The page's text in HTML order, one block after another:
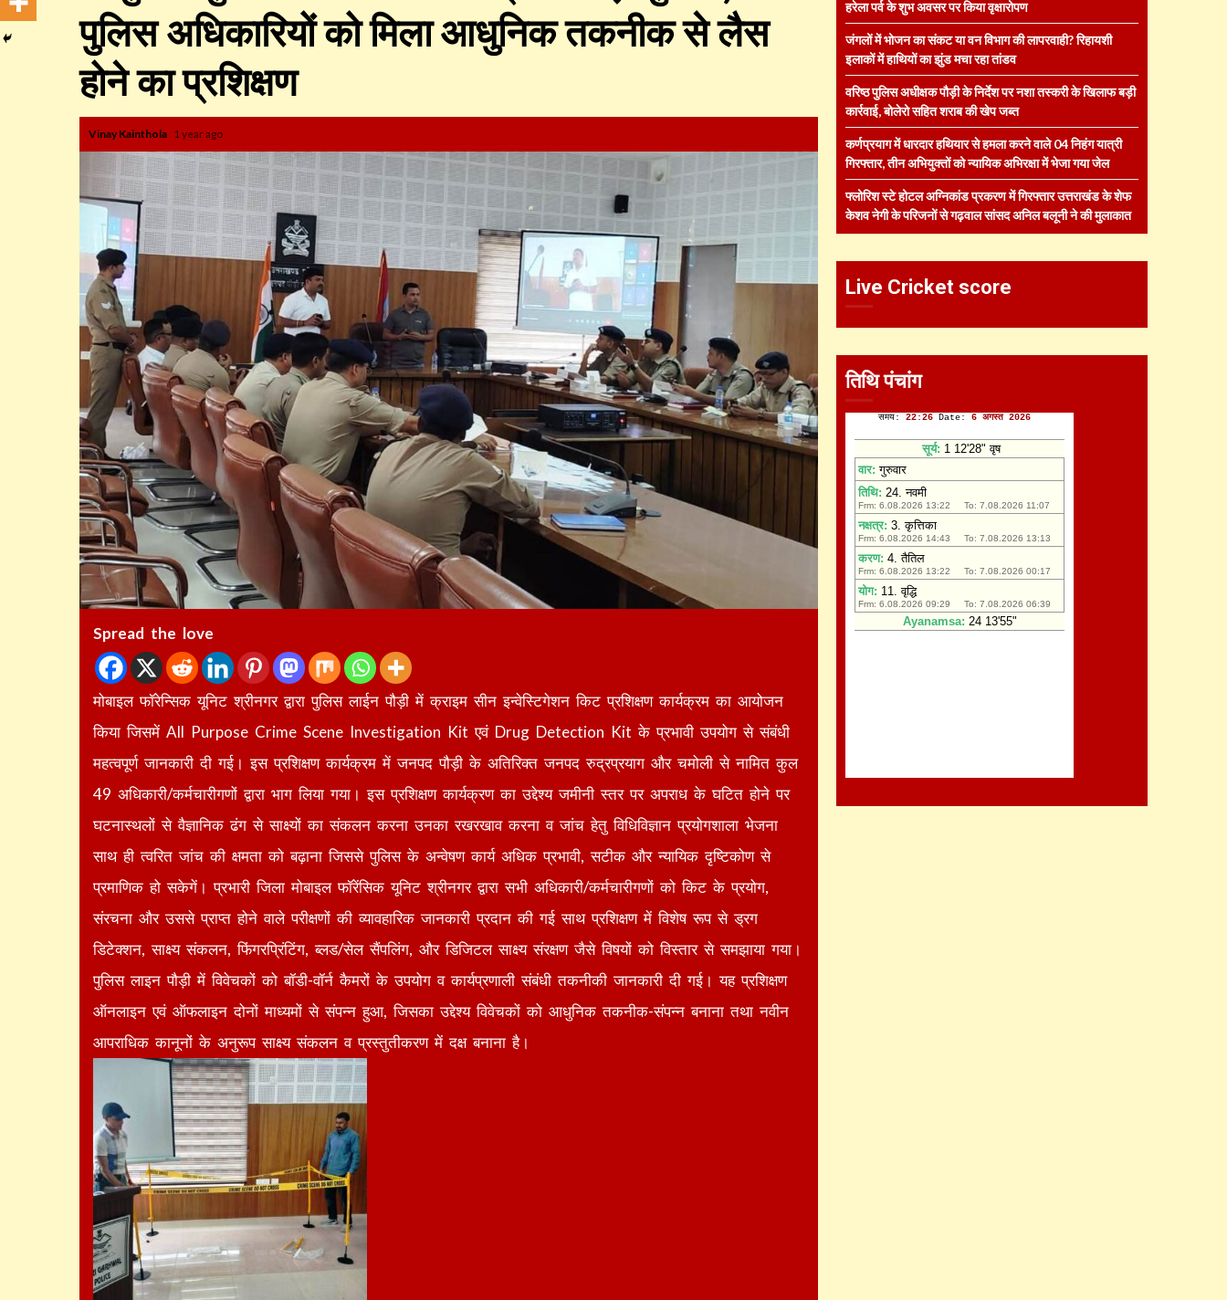
पुलिस अधिकारियों को मिला आधुनिक तकनीक से लैस
होने का प्रशिक्षण
Vinay Kainthola 1 year ago
Spread the love
मोबाइल फॉरेन्सिक यूनिट श्रीनगर द्वारा पुलिस लाईन पौड़ी में क्राइम सीन इन्वेस्टिगेशन किट प्रशिक्षण कार्यक्रम का आयोजन
किया जिसमें All Purpose Crime Scene Investigation Kit एवं Drug Detection Kit के प्रभावी उपयोग से संबंधी
महत्वपूर्ण जानकारी दी गई। इस प्रशिक्षण कार्यक्रम में जनपद पौड़ी के अतिरिक्त जनपद रुद्रप्रयाग और चमोली से नामित कुल
49 अधिकारी/कर्मचारीगणों द्वारा भाग लिया गया। इस प्रशिक्षण कार्यक्रण का उद्देश्य जमीनी स्तर पर अपराध के घटित होने पर
घटनास्थलों से वैज्ञानिक ढंग से साक्ष्यों का संकलन करना उनका रखरखाव करना व जांच हेतु विधिविज्ञान प्रयोगशाला भेजना
साथ ही त्वरित जांच की क्षमता को बढ़ाना जिससे पुलिस के अन्वेषण कार्य अधिक प्रभावी, सटीक और न्यायिक दृष्टिकोण से
प्रमाणिक हो सकेगें। प्रभारी जिला मोबाइल फॉरेंसिक यूनिट श्रीनगर द्वारा सभी अधिकारी/कर्मचारीगणों को किट के प्रयोग,
संरचना और उससे प्राप्त होने वाले परीक्षणों की व्यावहारिक जानकारी प्रदान की गई साथ प्रशिक्षण में विशेष रूप से ड्रग
डिटेक्शन, साक्ष्य संकलन, फिंगरप्रिंटिंग, ब्लड/सेल सैंपलिंग, और डिजिटल साक्ष्य संरक्षण जैसे विषयों को विस्तार से समझाया गया।
पुलिस लाइन पौड़ी में विवेचकों को बॉडी-वॉर्न कैमरों के उपयोग व कार्यप्रणाली संबंधी तकनीकी जानकारी दी गई। यह प्रशिक्षण
ऑनलाइन एवं ऑफलाइन दोनों माध्यमों से संपन्न हुआ, जिसका उद्देश्य विवेचकों को आधुनिक तकनीक-संपन्न बनाना तथा नवीन
आपराधिक कानूनों के अनुरूप साक्ष्य संकलन व प्रस्तुतीकरण में दक्ष बनाना है।
हरेला पर्व के शुभ अवसर पर किया वृक्षारोपण
जंगलों में भोजन का संकट या वन विभाग की लापरवाही? रिहायशी
इलाकों में हाथियों का झुंड मचा रहा तांडव
वरिष्ठ पुलिस अधीक्षक पौड़ी के निर्देश पर नशा तस्करी के खिलाफ बड़ी
कार्रवाई, बोलेरो सहित शराब की खेप जब्त
कर्णप्रयाग में धारदार हथियार से हमला करने वाले 04 निहंग यात्री
गिरफ्तार, तीन अभियुक्तों को न्यायिक अभिरक्षा में भेजा गया जेल
फ्लोरिश स्टे होटल अग्निकांड प्रकरण में गिरफ्तार उत्तराखंड के शेफ
केशव नेगी के परिजनों से गढ़वाल सांसद अनिल बलूनी ने की मुलाकात
Live Cricket score
तिथि पंचांग